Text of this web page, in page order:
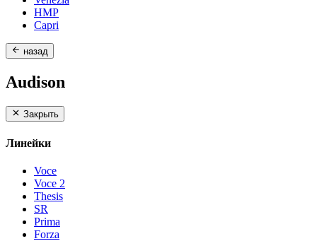
HMP
Capri
назад
Audison
Закрыть
Линейки
Voce
Voce 2
Thesis
SR
Prima
Forza